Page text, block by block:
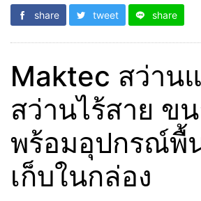
share tweet share
Maktec สว่าน
สว่านไร้สาย ข
พร้อมอุปกรณ์พื้
เก็บในกล่อง